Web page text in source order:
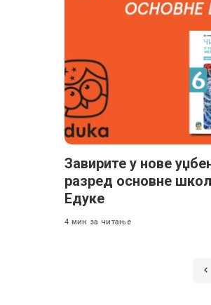
Завирите у новe
разред основне
Едуке
4 мин за читање